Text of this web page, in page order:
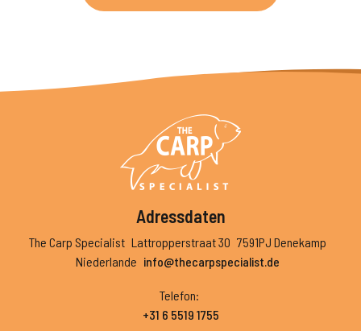
Adressdaten
The Carp Specialist Lattropperstraat 30 7591PJ Denekamp
Niederlande info@thecarpspecialist.de
Telefon:
+31 6 5519 1755